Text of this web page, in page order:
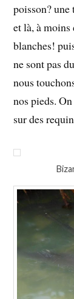
poisson?
et là, à moins
blanches!
ne sont pas
nous
nos pieds.
sur des